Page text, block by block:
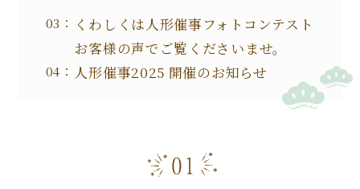
くわしくは人形催事フォトコンテスト
お客様の声でご覧くださいませ。
人形催事2025 開催のお知らせ